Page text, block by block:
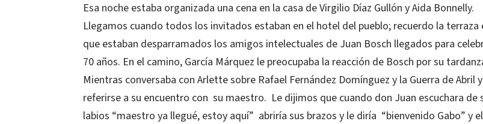
Esa noche estaba organizada una cena en la casa de Virgilio Díaz Gullón y Aida Bonnelly.
Llegamos cuando todos los invitados estaban en el hotel del pueblo; recuerdo la terraza
que estaban desparramados los amigos intelectuales de Juan Bosch llegados para
70 años. En el camino, García Márquez le preocupaba la reacción de Bosch por su
Mientras conversaba con Arlette sobre Rafael Fernández Domínguez y la Guerra de Abril
referirse a su encuentro con su maestro. Le dijimos que cuando don Juan escuchara de
labios “maestro ya llegué, estoy aquí” abriría sus brazos y le diría “bienvenido Gabo” y